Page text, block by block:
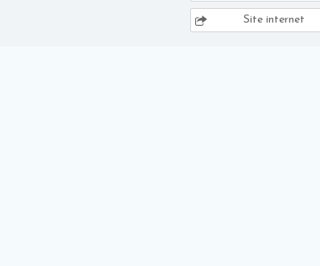
Site internet